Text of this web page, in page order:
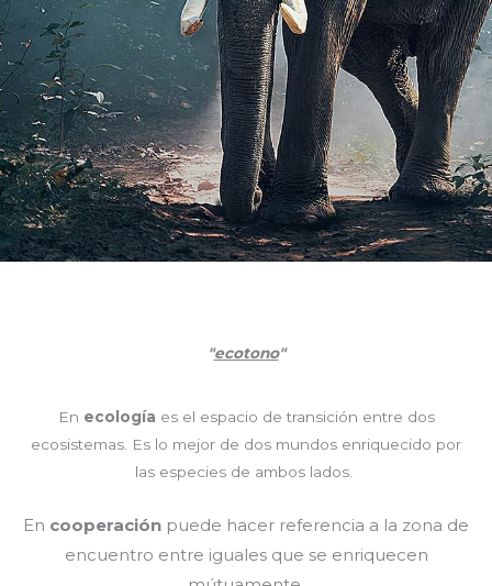
"ecotono"
En ecología es el espacio de transición entre dos
ecosistemas. Es lo mejor de dos mundos enriquecido por
las especies de ambos lados.
En cooperación puede hacer referencia a la zona de
encuentro entre iguales que se enriquecen